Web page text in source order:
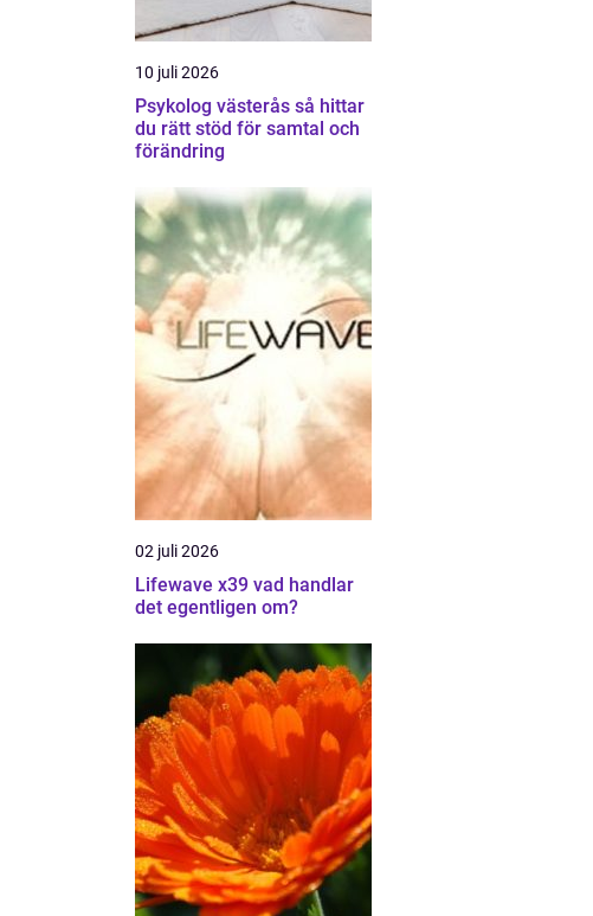
10 juli 2026
Psykolog västerås så hittar
du rätt stöd för samtal och
förändring
02 juli 2026
Lifewave x39 vad handlar
det egentligen om?